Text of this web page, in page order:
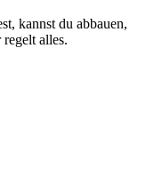
kannst du abbauen,
alles.